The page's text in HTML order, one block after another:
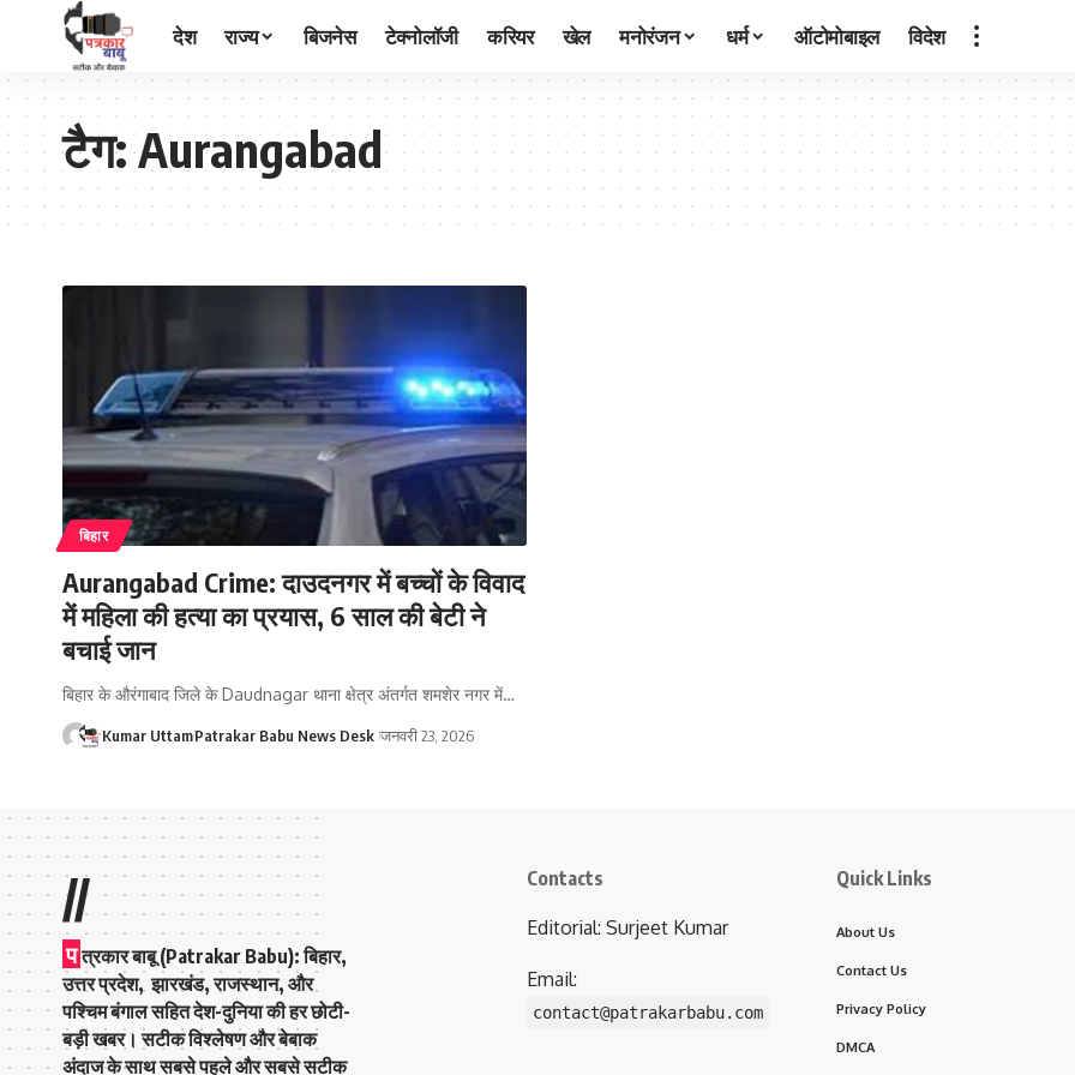
देश राज्य बिजनेस टेक्नोलॉजी करियर खेल मनोरंजन धर्म ऑटोमोबाइल विदेश
टैग:Aurangabad
बिहार
Aurangabad Crime: दाउदनगर में बच्चों के विवाद
में महिला की हत्या का प्रयास, 6 साल की बेटी ने
बचाई जान
बिहार के औरंगाबाद जिले के Daudnagar थाना क्षेत्र अंतर्गत शमशेर नगर में…
Kumar UttamPatrakar Babu News Desk जनवरी 23, 2026
//
प त्रकार बाबू (Patrakar Babu):बिहार,
उत्तर प्रदेश, झारखंड, राजस्थान, और
पश्चिम बंगाल सहित देश-दुनिया की हर छोटी-
बड़ी खबर। सटीक विश्लेषण और बेबाक
अंदाज के साथ सबसे पहले और सबसे सटीक
Contacts
Editorial: Surjeet Kumar
Email:
contact@patrakarbabu.com
Quick Links
About Us
Contact Us
Privacy Policy
DMCA